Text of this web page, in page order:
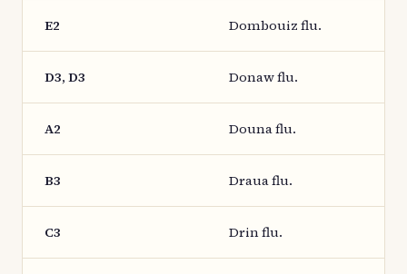
E2 Dombouiz flu.
D3, D3 Donaw flu.
A2 Douna flu.
B3 Draua flu.
C3 Drin flu.